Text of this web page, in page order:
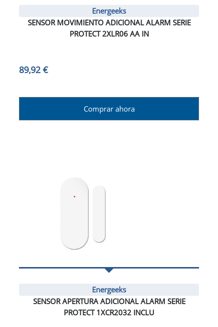
Energeeks
SENSOR MOVIMIENTO ADICIONAL ALARM SERIE
PROTECT 2XLR06 AA IN
89,92 €
Comprar ahora
Energeeks
SENSOR APERTURA ADICIONAL ALARM SERIE
PROTECT 1XCR2032 INCLU